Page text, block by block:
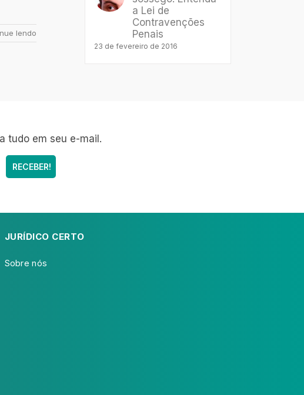
lendo
a Lei de
Contravenções
Penais
23 de fevereiro de 2016
tudo em seu e-mail.
JURÍDICO CERTO
Sobre nós